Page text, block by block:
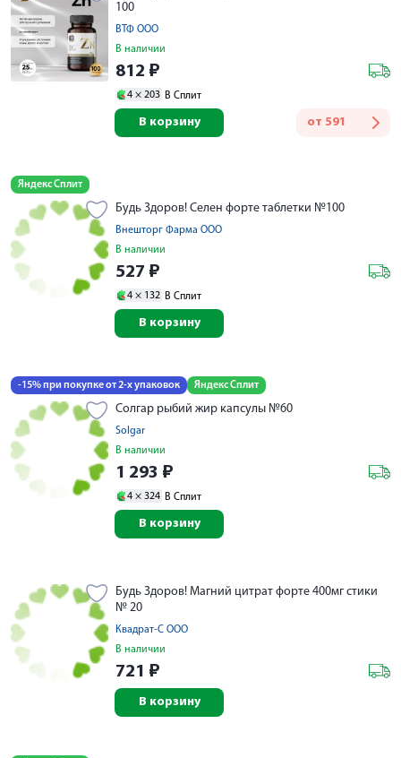
100
ВТФ ООО
В наличии
812 ₽
4 × 203 В Сплит
от 591
В корзину
Яндекс Сплит
Будь Здоров! Селен форте таблетки №100
Внешторг Фарма ООО
В наличии
527 ₽
4 × 132 В Сплит
В корзину
-15% при покупке от 2-х упаковок Яндекс Сплит
Солгар рыбий жир капсулы №60
Solgar
В наличии
1 293 ₽
4 × 324 В Сплит
В корзину
Будь Здоров! Магний цитрат форте 400мг стики
№ 20
Квадрат-С ООО
В наличии
721 ₽
В корзину